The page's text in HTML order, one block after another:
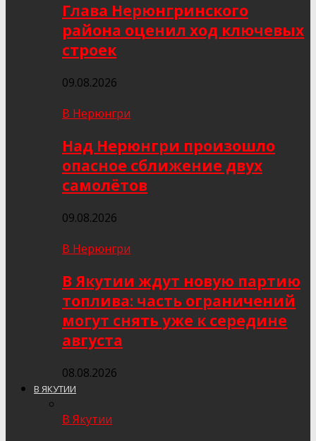
Глава Нерюнгринского
района оценил ход ключевых
строек
09.08.2026
В Нерюнгри
Над Нерюнгри произошло
опасное сближение двух
самолётов
09.08.2026
В Нерюнгри
В Якутии ждут новую партию
топлива: часть ограничений
могут снять уже к середине
августа
08.08.2026
В ЯКУТИИ
В Якутии